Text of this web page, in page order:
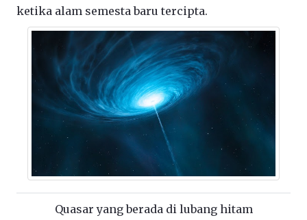
ketika alam semesta baru tercipta.
Quasar yang berada di lubang hitam